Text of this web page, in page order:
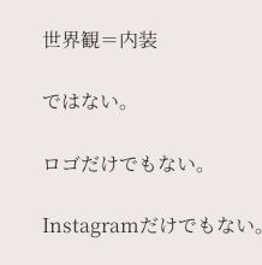
世界観＝内装
ではない。
ロゴだけでもない。
Instagramだけでもない。